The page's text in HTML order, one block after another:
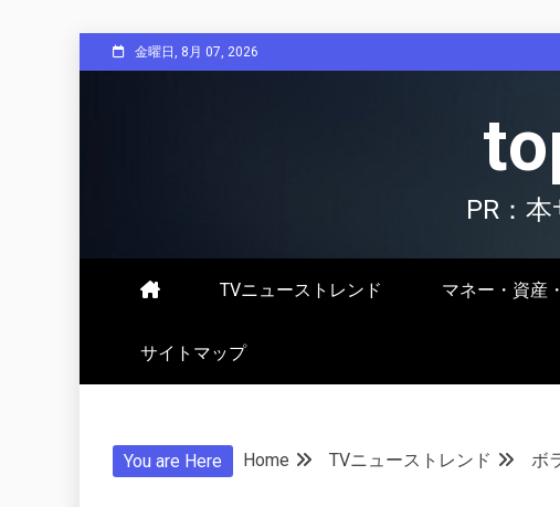
to
金曜日, 8月 07, 2026
PR：
TVニューストレンド マネー・資産
サイトマップ
You are Here Home TVニューストレンド ボ